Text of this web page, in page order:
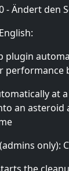
- Ändert den
plugin
performance
at
an asteroid
only):